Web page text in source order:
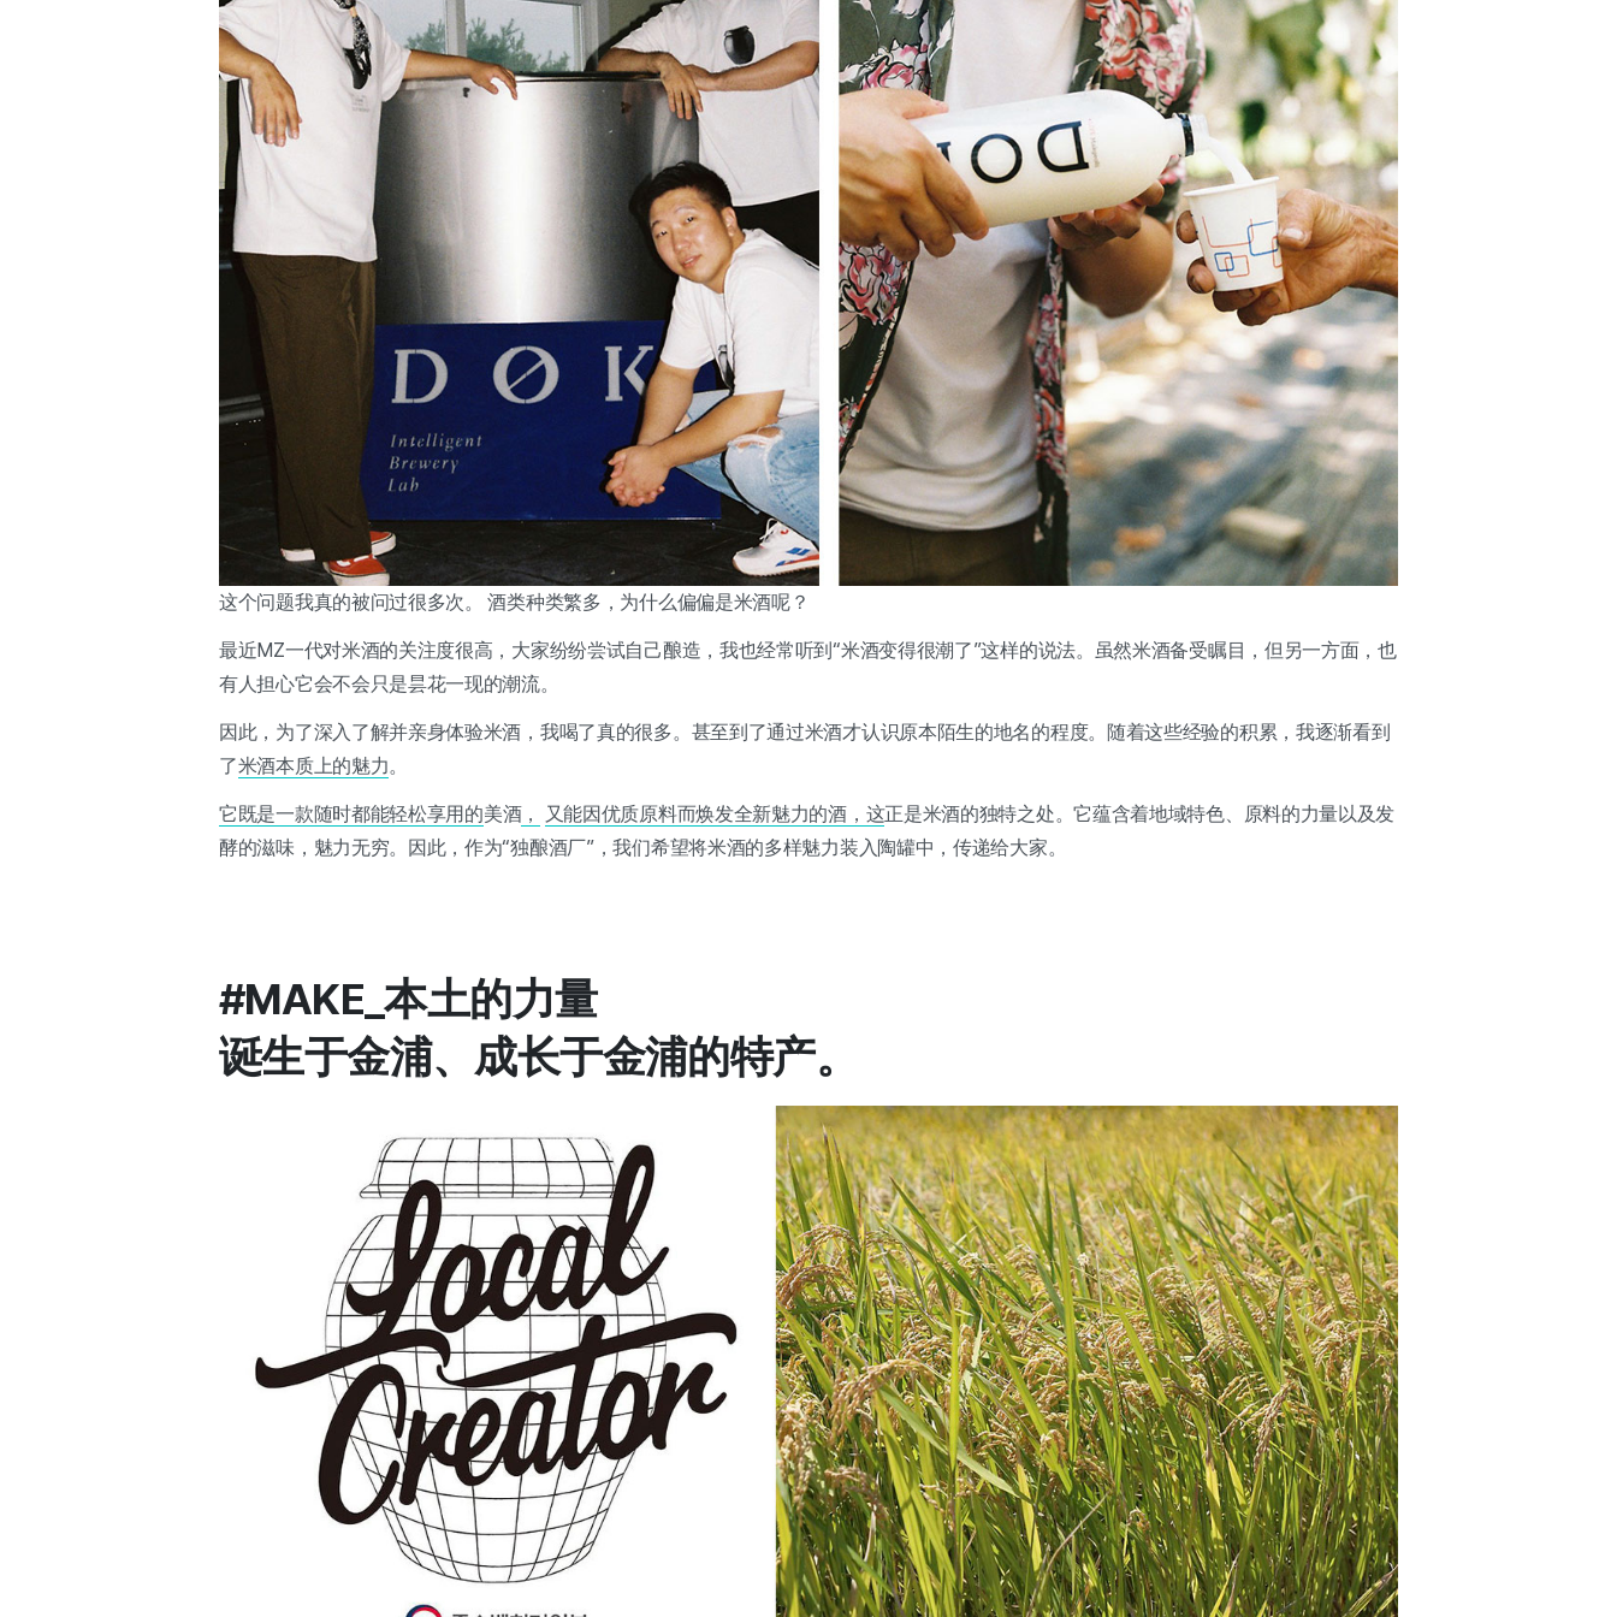
这个问题我真的被问过很多次。 酒类种类繁多，为什么偏偏是米酒呢？
最近MZ一代对米酒的关注度很高，大家纷纷尝试自己酿造，我也经常听到“米酒变得很潮了”这样的说法。虽然米酒备受瞩目，但另一方面，也
有人担心它会不会只是昙花一现的潮流。
因此，为了深入了解并亲身体验米酒，我喝了真的很多。甚至到了通过米酒才认识原本陌生的地名的程度。随着这些经验的积累，我逐渐看到
了米酒本质上的魅力。
它既是一款随时都能轻松享用的美酒， 又能因优质原料而焕发全新魅力的酒，这正是米酒的独特之处。它蕴含着地域特色、原料的力量以及发
酵的滋味，魅力无穷。因此，作为“独酿酒厂”，我们希望将米酒的多样魅力装入陶罐中，传递给大家。
#MAKE_本土的力量
诞生于金浦、成长于金浦的特产。